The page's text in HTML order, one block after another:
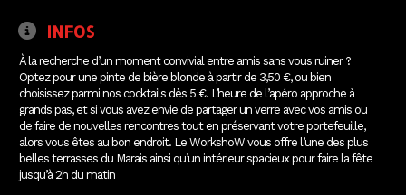
INFOS
À la recherche d’un moment convivial entre amis sans vous ruiner ?
Optez pour une pinte de bière blonde à partir de 3,50 €, ou bien
choisissez parmi nos cocktails dès 5 €. L’heure de l’apéro approche à
grands pas, et si vous avez envie de partager un verre avec vos amis ou
de faire de nouvelles rencontres tout en préservant votre portefeuille,
alors vous êtes au bon endroit. Le WorkshoW vous offre l’une des plus
belles terrasses du Marais ainsi qu’un intérieur spacieux pour faire la fête
jusqu’à 2h du matin